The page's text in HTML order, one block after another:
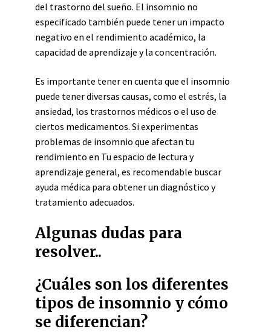
del trastorno del sueño. El insomnio no
especificado también puede tener un impacto
negativo en el rendimiento académico, la
capacidad de aprendizaje y la concentración.
Es importante tener en cuenta que el insomnio
puede tener diversas causas, como el estrés, la
ansiedad, los trastornos médicos o el uso de
ciertos medicamentos. Si experimentas
problemas de insomnio que afectan tu
rendimiento en Tu espacio de lectura y
aprendizaje general, es recomendable buscar
ayuda médica para obtener un diagnóstico y
tratamiento adecuados.
Algunas dudas para
resolver..
¿Cuáles son los diferentes
tipos de insomnio y cómo
se diferencian?